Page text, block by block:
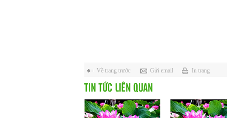
Về trang trước Gửi email In trang
TIN TỨC LIÊN QUAN